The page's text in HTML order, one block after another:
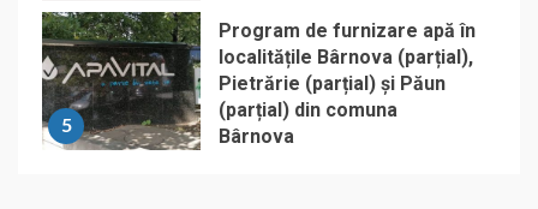
5
Program de furnizare apă în
localitățile Bârnova (parțial),
Pietrărie (parțial) și Păun
(parțial) din comuna
Bârnova